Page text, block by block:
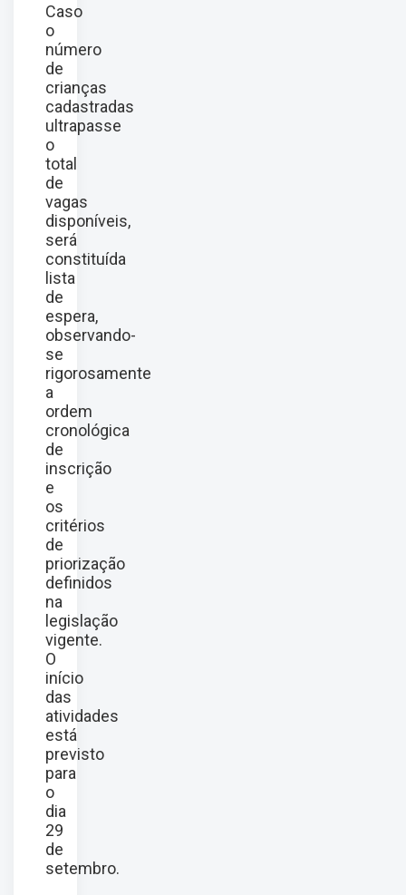
Caso
o
número
de
crianças
cadastradas
ultrapasse
o
total
de
vagas
disponíveis,
será
constituída
lista
de
espera,
observando-
se
rigorosamente
a
ordem
cronológica
de
inscrição
e
os
critérios
de
priorização
definidos
na
legislação
vigente.
O
início
das
atividades
está
previsto
para
o
dia
29
de
setembro.